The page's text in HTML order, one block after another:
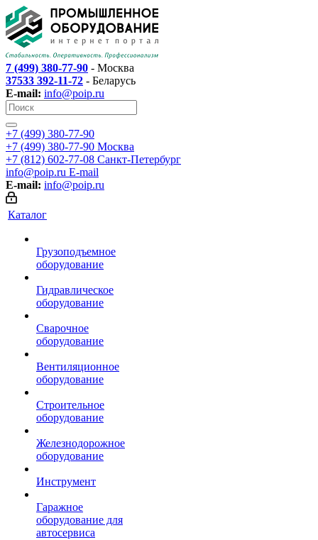
7 (499) 380-77-90 - Москва
37533 392-11-72 - Беларусь
E-mail: info@poip.ru
+7 (499) 380-77-90
+7 (499) 380-77-90 Москва
+7 (812) 602-77-08 Санкт-Петербург
info@poip.ru E-mail
E-mail: info@poip.ru
Каталог
Грузоподъемное
оборудование
Гидравлическое
оборудование
Сварочное
оборудование
Вентиляционное
оборудование
Строительное
оборудование
Железнодорожное
оборудование
Инструмент
Гаражное
оборудование для
автосервиса